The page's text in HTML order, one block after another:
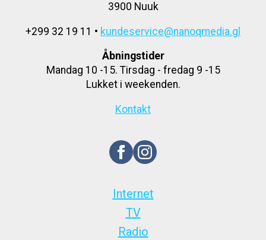
3900 Nuuk
+299 32 19 11 • kundeservice@nanoqmedia.gl
Åbningstider
Mandag 10 -15. Tirsdag - fredag 9 -15
Lukket i weekenden.
Kontakt
Internet
TV
Radio